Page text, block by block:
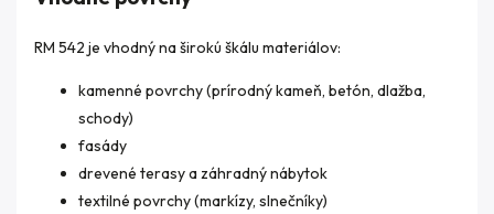
RM 542 je vhodný na širokú škálu materiálov:
kamenné povrchy (prírodný kameň, betón, dlažba,
schody)
fasády
drevené terasy a záhradný nábytok
textilné povrchy (markízy, slnečníky)